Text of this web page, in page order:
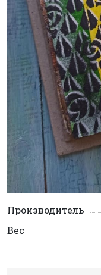
Производитель
Вес